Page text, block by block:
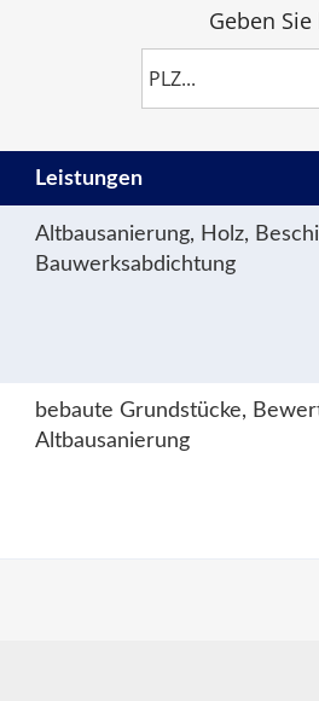
Geben
Leistungen
Altbausanierung, Holz,
Bauwerksabdichtung
bebaute Grundstücke,
Altbausanierung